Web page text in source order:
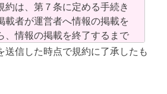
約は、第７条に定める手続き
載者が運営者へ情報の掲載を
、情報の掲載を終了するまで
）運営者は、情報掲載者に事
した時点で規約に了承したも